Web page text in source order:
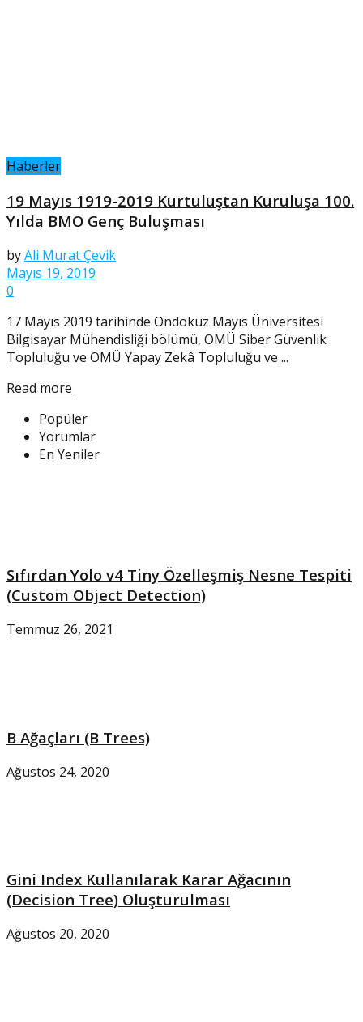
Haberler
19 Mayıs 1919-2019 Kurtuluştan Kuruluşa 100.
Yılda BMO Genç Buluşması
byAli Murat Çevik
Mayıs 19, 2019
0
17 Mayıs 2019 tarihinde Ondokuz Mayıs Üniversitesi
Bilgisayar Mühendisliği bölümü, OMÜ Siber Güvenlik
Topluluğu ve OMÜ Yapay Zekâ Topluluğu ve ...
Read more
Popüler
Yorumlar
En Yeniler
Sıfırdan Yolo v4 Tiny Özelleşmiş Nesne Tespiti
(Custom Object Detection)
Temmuz 26, 2021
B Ağaçları (B Trees)
Ağustos 24, 2020
Gini Index Kullanılarak Karar Ağacının
(Decision Tree) Oluşturulması
Ağustos 20, 2020